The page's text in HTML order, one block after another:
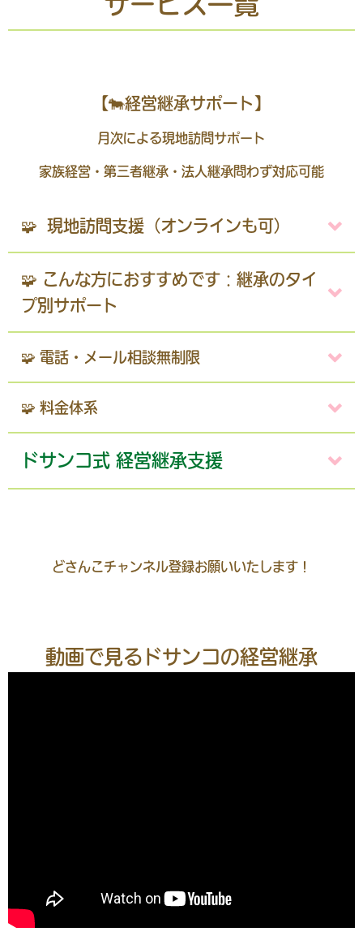
【🐄経営継承サポート】
月次による現地訪問サポート
家族経営・第三者継承・法人継承問わず対応可能
🧩 現地訪問支援（オンラインも可）
🧩 こんな方におすすめです：継承のタイ
プ別サポート
🧩 電話・メール相談無制限
🧩 料金体系
ドサンコ式 経営継承支援
どさんこチャンネル登録お願いいたします！
動画で見るドサンコの経営継承